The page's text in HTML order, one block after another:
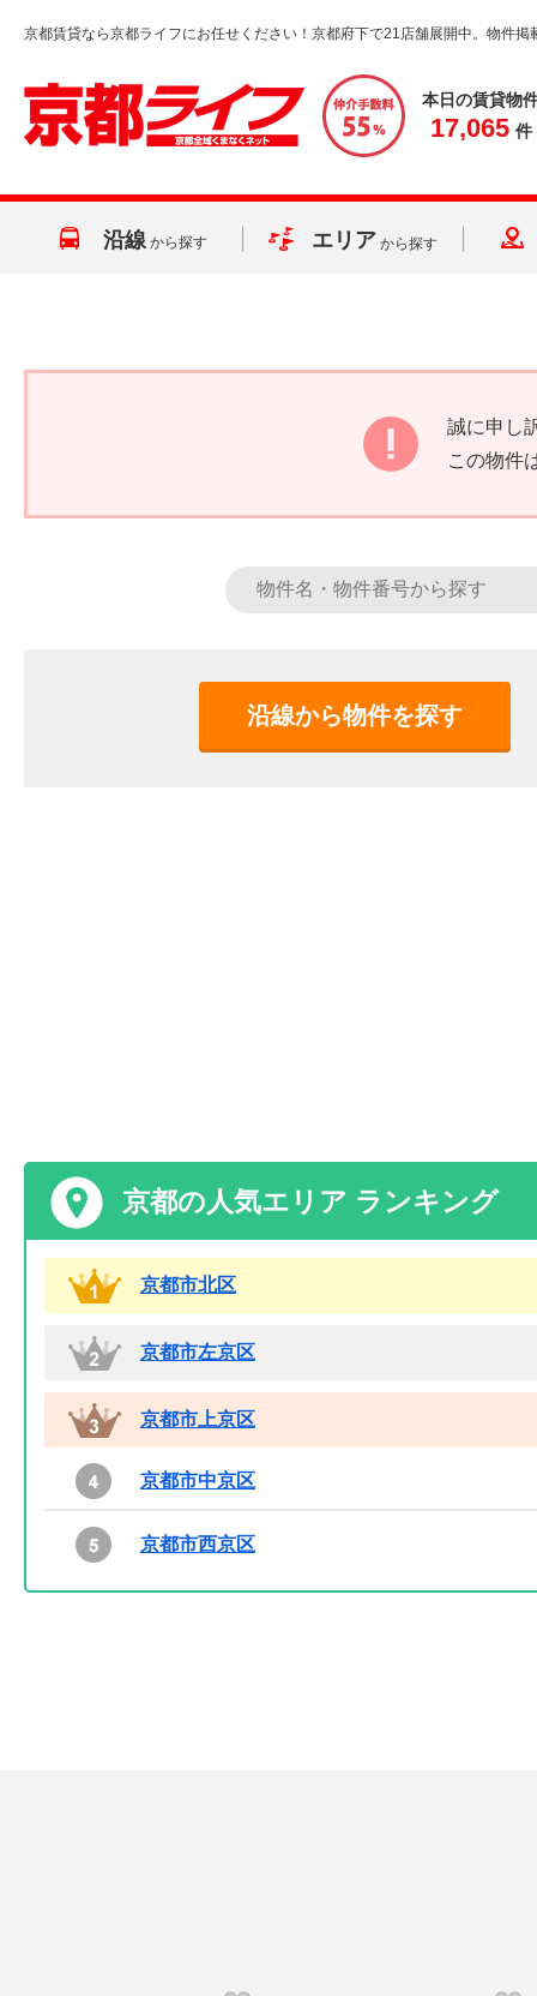
京都賃貸なら京都ライフにお任せください！京都府下で21店舗展開中。物件掲
本日の賃貸物
17,065 件
沿線 から探す エリア から探す
誠に申し
この物件
沿線から物件を探す
京都の人気エリア ランキング
京都市北区
京都市左京区
京都市上京区
京都市中京区
京都市西京区